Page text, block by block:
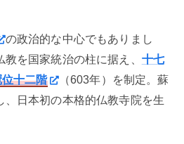
の政治的な中心でもありまし
を国家統治の柱に据え、 十七
位十二階
（603年）を制定。蘇
、日本初の本格的仏教寺院を生